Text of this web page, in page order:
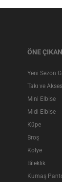
ÖNE
Yeni Sezon
Takı ve
Mini Elbise
Midi Elbise
Küpe
Broş
Kolye
Bileklik
Kumaş